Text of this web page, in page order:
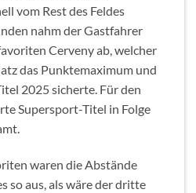
vom Rest des Feldes
nahm der Gastfahrer
Cerveny ab, welcher
das Punktemaximum und
2025 sicherte. Für den
Supersport-Titel in Folge
waren die Abstände
so aus, als wäre der dritte